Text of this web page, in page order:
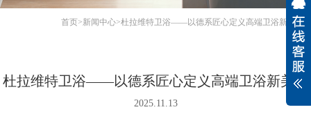
首页>新闻中心>杜拉维特卫浴——以德系匠心定义高端卫浴新美学
杜拉维特卫浴——以德系匠心定义高端卫浴新美学
2025.11.13